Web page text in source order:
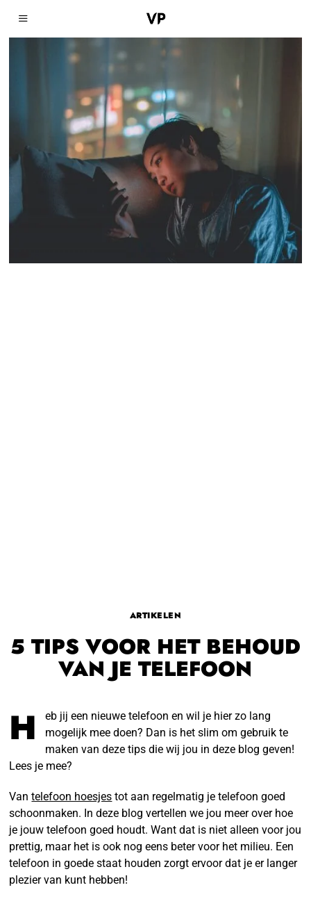
ARTIKELEN
5 TIPS VOOR HET BEHOUD
VAN JE TELEFOON
H
eb jij een nieuwe telefoon en wil je hier zo lang
mogelijk mee doen? Dan is het slim om gebruik te
maken van deze tips die wij jou in deze blog geven!
Lees je mee?
Vantelefoon hoesjes tot aan regelmatig je telefoon goed
schoonmaken. In deze blog vertellen we jou meer over hoe
je jouw telefoon goed houdt. Want dat is niet alleen voor jou
prettig, maar het is ook nog eens beter voor het milieu. Een
telefoon in goede staat houden zorgt ervoor dat je er langer
plezier van kunt hebben!